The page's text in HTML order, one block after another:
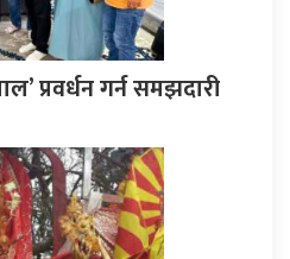
प्रवर्धन गर्न समझदारी